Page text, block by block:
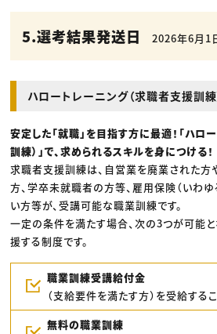
5.選考結果発送日 2026年6月1日
ハロートレーニング（求職者支援訓練
安定した「就職」を目指す方に最適！「ハロ
訓練）」で、求められるスキルを身につける！
求職者支援訓練は、自営業を廃業された
方、学卒未就職者の方等、雇用保険（いわ
い方等が、受講可能な職業訓練です。
一定の条件を満たす場合、次の3つが可能と
援する制度です。
職業訓練受講給付金
（支給要件を満たす方）を受給するこ
無料の職業訓練